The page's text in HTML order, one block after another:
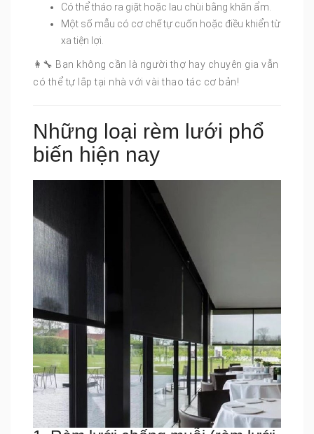
Có thể tháo ra giặt hoặc lau chùi bằng khăn ẩm.
Một số mẫu có cơ chế tự cuốn hoặc điều khiển từ
xa tiện lợi.
👩‍🔧 Bạn không cần là người thợ hay chuyên gia vẫn
có thể tự lắp tại nhà với vài thao tác cơ bản!
Những loại rèm lưới phổ
biến hiện nay